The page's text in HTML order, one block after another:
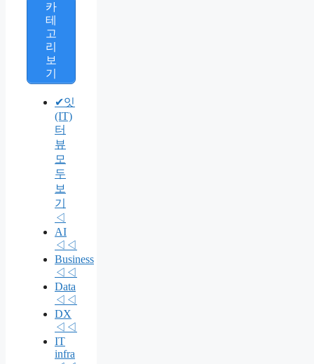
카
테
고
리
보
기
✔잇
(IT)
터
뷰
모
두
보
기
◁
AI
◁◁
Business
◁◁
Data
◁◁
DX
◁◁
IT
infra